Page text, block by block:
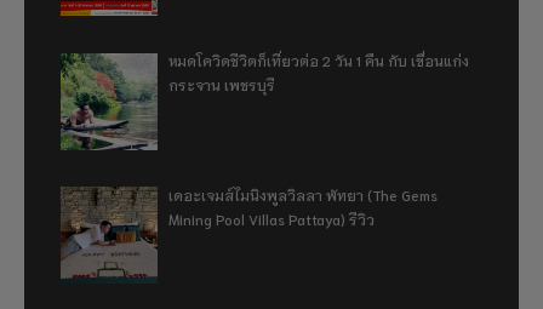
หมดโควิดชีวิตก็เที่ยวต่อ 2 วัน 1 คืน กับ เขื่อนแก่ง
กระจาน เพชรบุรี
เดอะเจมส์ไมนิงพูลวิลลา พัทยา (The Gems
Mining Pool Villas Pattaya) รีวิว